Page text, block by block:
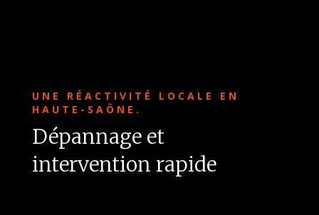
UNE RÉACTIVITÉ LOCALE EN
HAUTE-SAÔNE.
Dépannage et
intervention rapide